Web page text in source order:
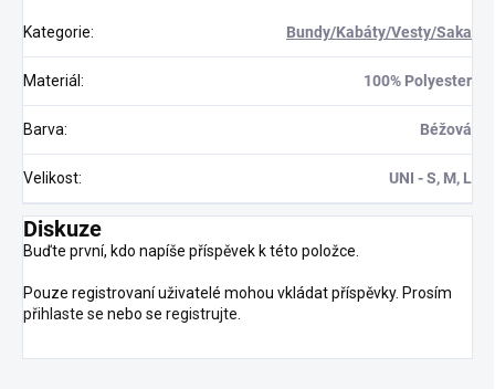
Kategorie: Bundy/Kabáty/Vesty/Saka
Materiál: 100% Polyester
Barva: Béžová
Velikost: UNI - S, M, L
Diskuze
Buďte první, kdo napíše příspěvek k této položce.
Pouze registrovaní uživatelé mohou vkládat příspěvky. Prosím
přihlaste se nebo se registrujte.